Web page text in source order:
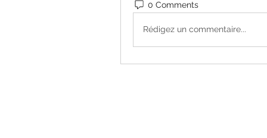
0 Comments
Rédigez un commentaire...